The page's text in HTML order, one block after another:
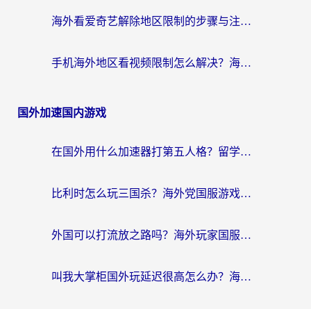
海外看爱奇艺解除地区限制的步骤与注意事项详解：留学生必看的无卡顿追剧指南
手机海外地区看视频限制怎么解决？海外党追剧看片的实用指南
国外加速国内游戏
在国外用什么加速器打第五人格？留学生亲测：这6个功能才是关键！
比利时怎么玩三国杀？海外党国服游戏加速器终极指南（附问道CODOL优化方案）
外国可以打流放之路吗？海外玩家国服游戏畅玩终极指南（附实测推荐）
叫我大掌柜国外玩延迟很高怎么办？海外党亲测的国服游戏加速全攻略